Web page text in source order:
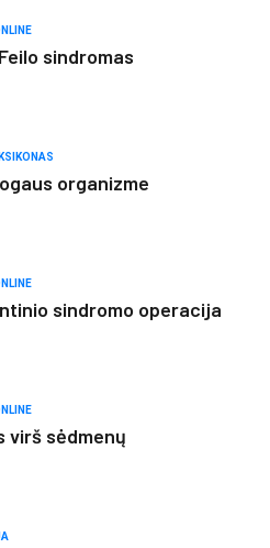
sindromas
organizme
sindromo operacija
virš sėdmenų